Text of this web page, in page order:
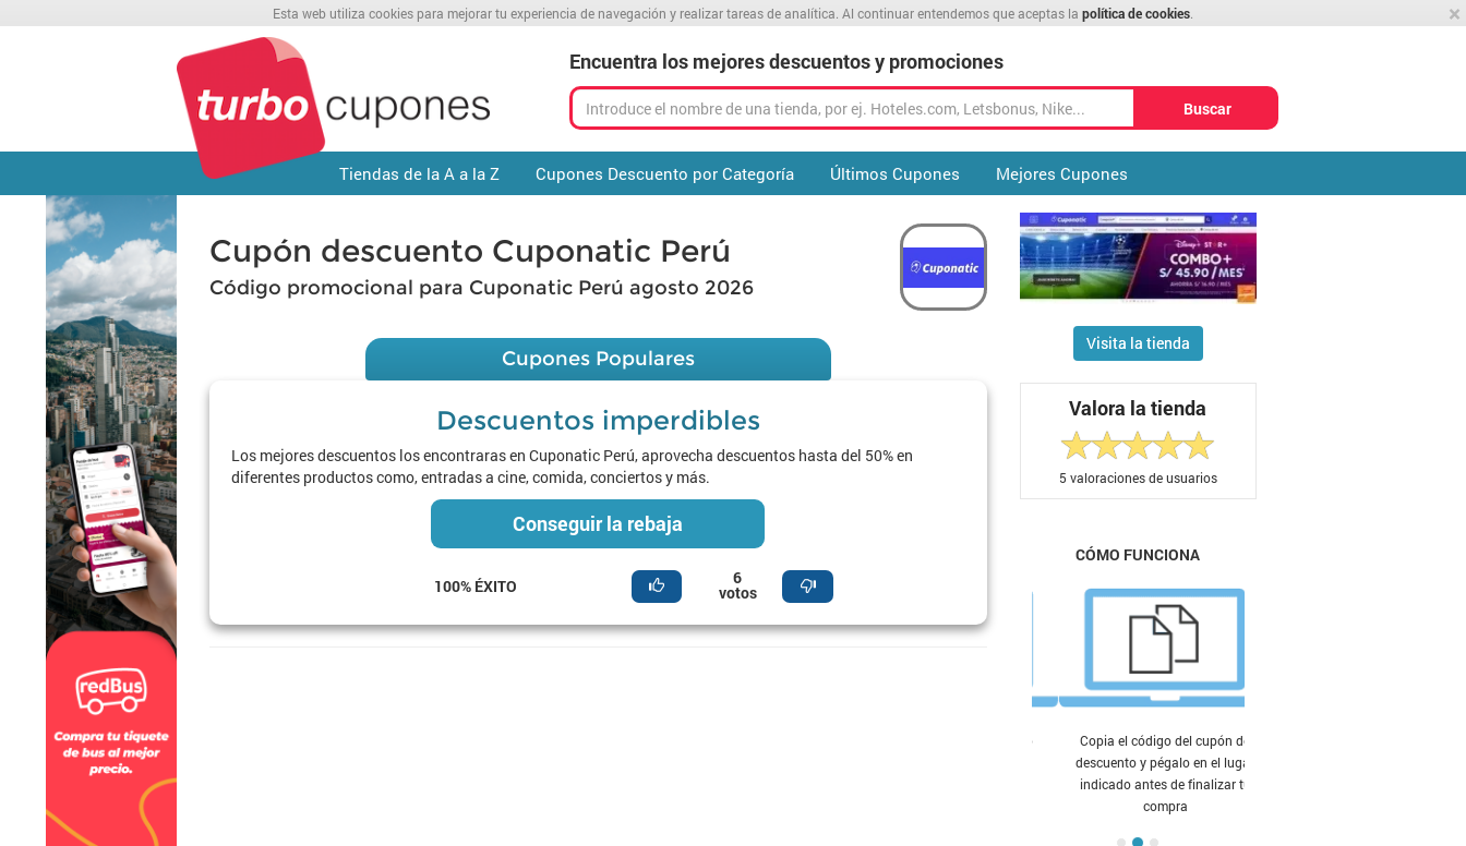
×
Esta web utiliza cookies para mejorar tu experiencia de navegación y realizar tareas de analítica. Al continuar entendemos que aceptas la política de cookies
Encuentra los mejores descuentos y promociones
Buscar
Tiendas de la A a la Z Cupones Descuento por Categoría Últimos Cupones Mejores Cupones
Cupón descuento Cuponatic Perú
Código promocional para Cuponatic Perú agosto 2026
Cupones Populares
Descuentos imperdibles
Los mejores descuentos los encontraras en Cuponatic Perú, aprovecha descuentos hasta del 50% en
diferentes productos como, entradas a cine, comida, conciertos y más.
Conseguir la rebaja
100% ÉXITO 6
votos
Visita la tienda
Valora la tienda
5 valoraciones de usuarios
CÓMO FUNCIONA
Copia el código del cupón de
descuento y pégalo en el lugar
indicado antes de finalizar tu
compra